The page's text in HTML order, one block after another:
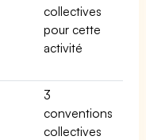
collectives
pour cette
activité
3
conventions
collectives